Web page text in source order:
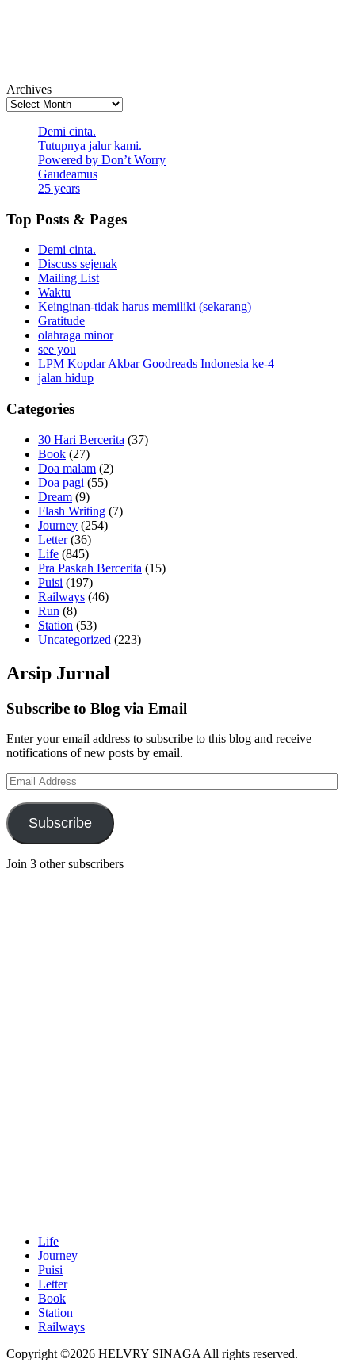
Archives
Demi cinta.
Tutupnya jalur kami.
Powered by Don’t Worry
Gaudeamus
25 years
Top Posts & Pages
Demi cinta.
Discuss sejenak
Mailing List
Waktu
Keinginan-tidak harus memiliki (sekarang)
Gratitude
olahraga minor
see you
LPM Kopdar Akbar Goodreads Indonesia ke-4
jalan hidup
Categories
30 Hari Bercerita (37)
Book (27)
Doa malam (2)
Doa pagi (55)
Dream (9)
Flash Writing (7)
Journey (254)
Letter(36)
Life (845)
Pra Paskah Bercerita (15)
Puisi (197)
Railways (46)
Run (8)
Station (53)
Uncategorized (223)
Arsip Jurnal
Subscribe to Blog via Email
Enter your email address to subscribe to this blog and receive
notifications of new posts by email.
Email
Address
Subscribe
Join 3 other subscribers
Life
Journey
Puisi
Letter
Book
Station
Railways
Copyright ©2026 HELVRY SINAGAAll rights reserved.